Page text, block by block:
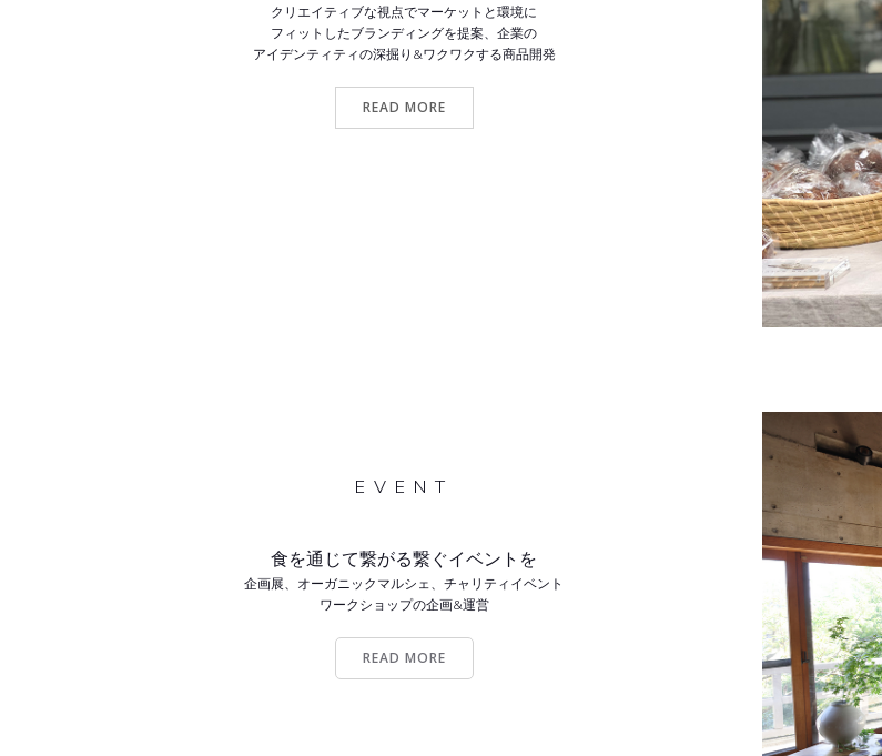
クリエイティブな視点でマーケットと環境に
フィットしたブランディングを提案、企業の
アイデンティティの深掘り&ワクワクする商品開発
READ MORE
EVENT
食を通じて繋がる繋ぐイベントを
企画展、オーガニックマルシェ、チャリティイベント
ワークショップの企画&運営
READ MORE